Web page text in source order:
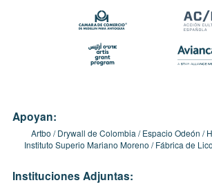
Apoyan:
Artbo Drywall de Colombia Espacio Odeón
Instituto Superio Mariano Moreno
Fábrica de
Instituciones Adjuntas: